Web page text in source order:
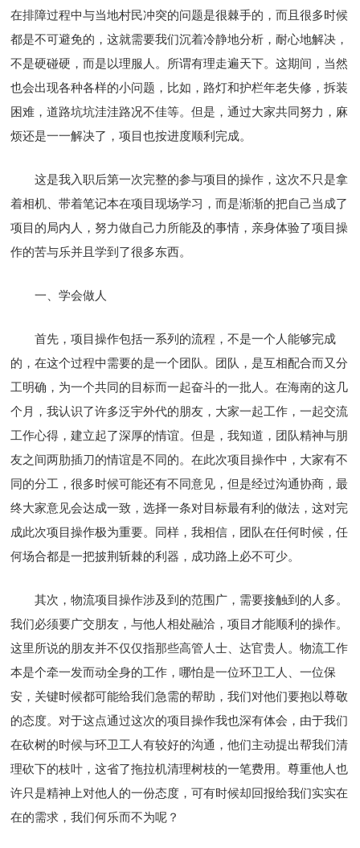
在排障过程中与当地村民冲突的问题是很棘手的，而且很多时候
都是不可避免的，这就需要我们沉着冷静地分析，耐心地解决，
不是硬碰硬，而是以理服人。所谓有理走遍天下。这期间，当然
也会出现各种各样的小问题，比如，路灯和护栏年老失修，拆装
困难，道路坑坑洼洼路况不佳等。但是，通过大家共同努力，麻
烦还是一一解决了，项目也按进度顺利完成。
这是我入职后第一次完整的参与项目的操作，这次不只是拿
着相机、带着笔记本在项目现场学习，而是渐渐的把自己当成了
项目的局内人，努力做自己力所能及的事情，亲身体验了项目操
作的苦与乐并且学到了很多东西。
一、学会做人
首先，项目操作包括一系列的流程，不是一个人能够完成
的，在这个过程中需要的是一个团队。团队，是互相配合而又分
工明确，为一个共同的目标而一起奋斗的一批人。在海南的这几
个月，我认识了许多泛宇外代的朋友，大家一起工作，一起交流
工作心得，建立起了深厚的情谊。但是，我知道，团队精神与朋
友之间两肋插刀的情谊是不同的。在此次项目操作中，大家有不
同的分工，很多时候可能还有不同意见，但是经过沟通协商，最
终大家意见会达成一致，选择一条对目标最有利的做法，这对完
成此次项目操作极为重要。同样，我相信，团队在任何时候，任
何场合都是一把披荆斩棘的利器，成功路上必不可少。
其次，物流项目操作涉及到的范围广，需要接触到的人多。
我们必须要广交朋友，与他人相处融洽，项目才能顺利的操作。
这里所说的朋友并不仅仅指那些高管人士、达官贵人。物流工作
本是个牵一发而动全身的工作，哪怕是一位环卫工人、一位保
安，关键时候都可能给我们急需的帮助，我们对他们要抱以尊敬
的态度。对于这点通过这次的项目操作我也深有体会，由于我们
在砍树的时候与环卫工人有较好的沟通，他们主动提出帮我们清
理砍下的枝叶，这省了拖拉机清理树枝的一笔费用。尊重他人也
许只是精神上对他人的一份态度，可有时候却回报给我们实实在
在的需求，我们何乐而不为呢？